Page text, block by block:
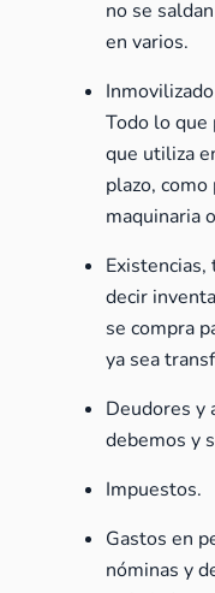
no se
en varios.
Todo lo que
que utiliza
plazo,
maquinaria
decir
se compra
ya sea
Deudores y
debemos y
Impuestos.
Gastos en
nóminas y